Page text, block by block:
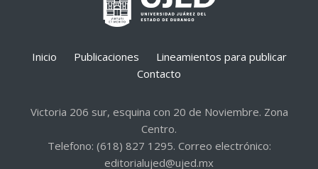
Inicio Publicaciones
Lineamientos para publicar
Contacto
Victoria 206 sur, esquina con 20 de Noviembre. Zona
Centro.
Telefono: (618) 827 1295. Correo electrónico:
editorialujed@ujed.mx